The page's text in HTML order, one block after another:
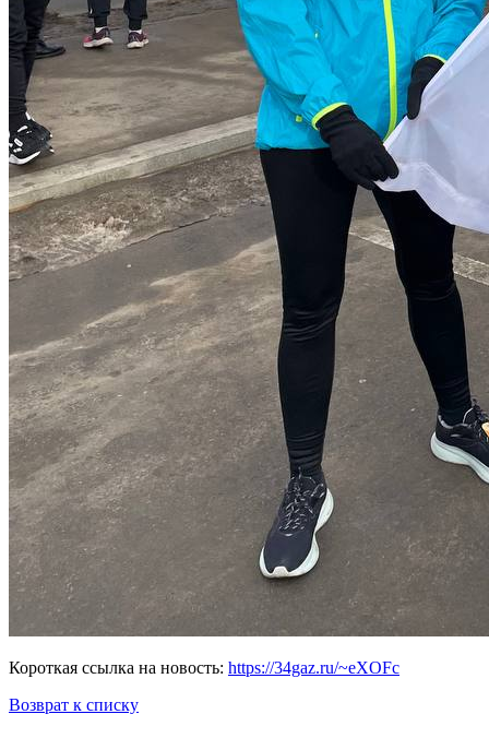
Короткая ссылка на новость: https://34gaz.ru/~eXOFc
Возврат к списку